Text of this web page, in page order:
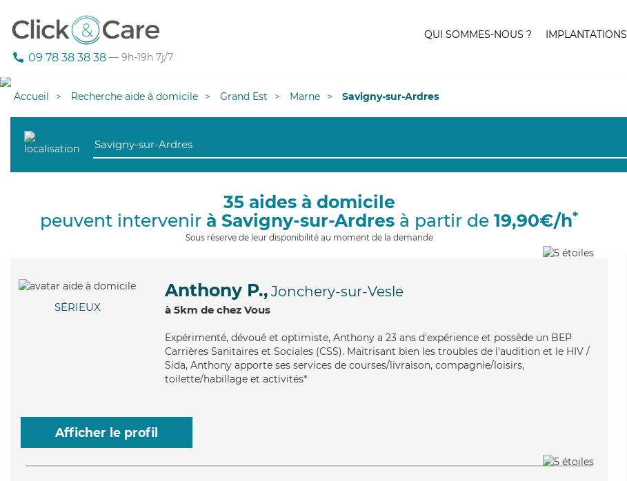
09 78 38 38 38 — 9h-19h 7j/7
QUI SOMMES-NOUS ? IMPLANTATIONS
Accueil Recherche aide à domicile Grand Est Marne Savigny-sur-Ardres
35 aides à domicile
peuvent intervenir à Savigny-sur-Ardres à partir de 19,90€/h*
Sous réserve de leur disponibilité au moment de la demande
SÉRIEUX
Anthony P., Jonchery-sur-Vesle
à 5km de chez Vous
Expérimenté, dévoué et optimiste, Anthony a 23 ans d'expérience et possède un BEP
Carrières Sanitaires et Sociales (CSS). Maitrisant bien les troubles de l'audition et le HIV /
Sida, Anthony apporte ses services de courses/livraison, compagnie/loisirs,
toilette/habillage et activités*
Afficher le profil